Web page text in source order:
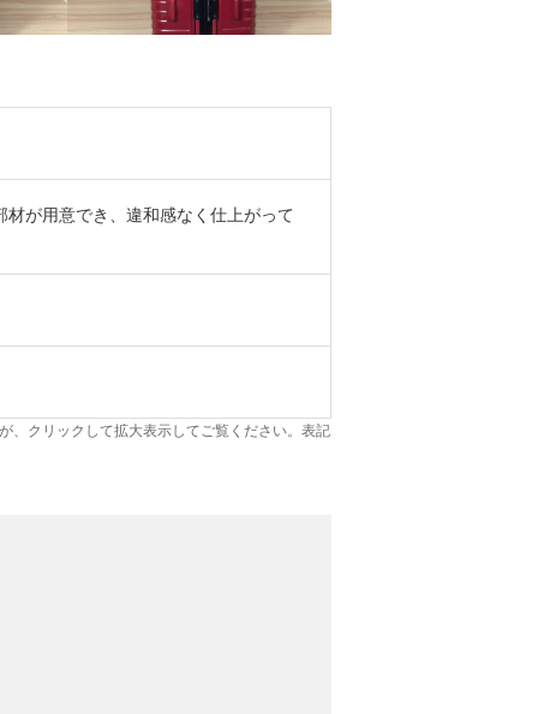
が用意でき、違和感なく仕上がって
、クリックして拡大表示してご覧ください。表記